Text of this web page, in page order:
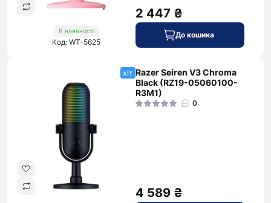
В наявності
Код: WT-5625
2 447 ₴
До кошика
хіт Razer Seiren V3 Chroma
Black (RZ19-05060100-
R3M1)
0
4 589 ₴